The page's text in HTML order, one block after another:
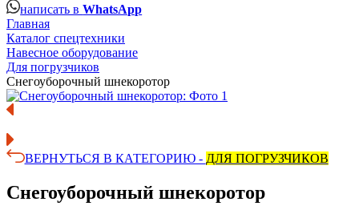
написать вWhatsApp
Главная
Каталог спецтехники
Навесное оборудование
Для погрузчиков
Снегоуборочный шнекоротор
ВЕРНУТЬСЯ В КАТЕГОРИЮ - ДЛЯ ПОГРУЗЧИКОВ
Снегоуборочный шнекоротор